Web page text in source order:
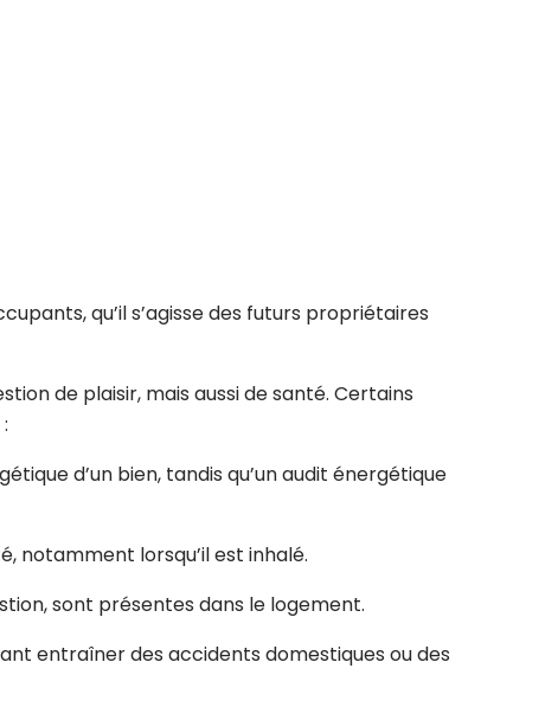
qu’il s’agisse des futurs propriétaires
de plaisir, mais aussi de santé. Certains
d’un bien, tandis qu’un audit énergétique
notamment lorsqu’il est inhalé.
sont présentes dans le logement.
entraîner des accidents domestiques ou des